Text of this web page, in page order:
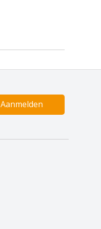
Aanmelden